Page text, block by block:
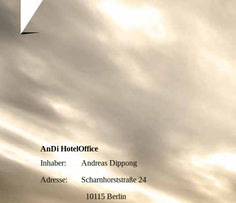
AnDi HotelOffice
Inhaber: Andreas Dippong
Adresse: Scharnhorststraße 24
10115 Berlin